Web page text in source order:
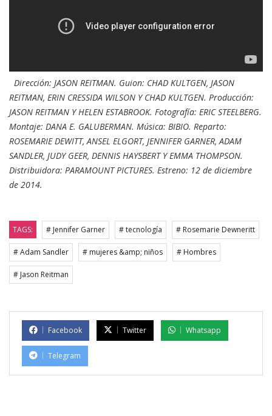
Dirección: JASON REITMAN. Guion: CHAD KULTGEN, JASON
REITMAN, ERIN CRESSIDA WILSON Y CHAD KULTGEN. Producción:
JASON REITMAN Y HELEN ESTABROOK. Fotografía: ERIC STEELBERG.
Montaje: DANA E. GALUBERMAN. Música: BIBIO. Reparto:
ROSEMARIE DEWITT, ANSEL ELGORT, JENNIFER GARNER, ADAM
SANDLER, JUDY GEER, DENNIS HAYSBERT Y EMMA THOMPSON.
Distribuidora: PARAMOUNT PICTURES. Estreno: 12 de diciembre
de 2014.
TAGS: # Jennifer Garner # tecnología # Rosemarie Dewneritt
# Adam Sandler # mujeres &amp; niños # Hombres
# Jason Reitman
Facebook Twitter Whatsapp
Telegram